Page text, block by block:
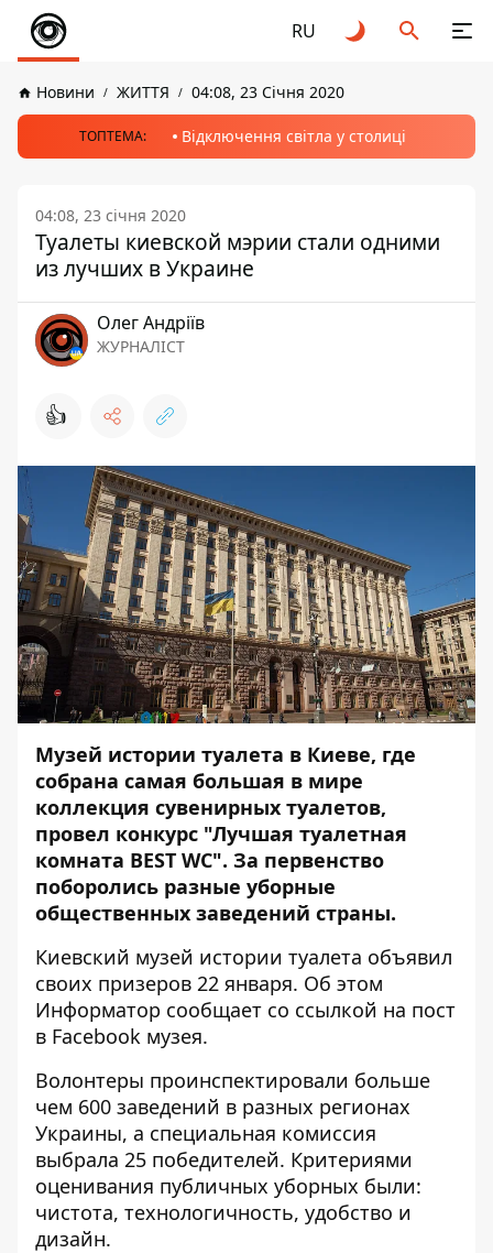
RU
Новини ЖИТТЯ 04:08, 23 Січня 2020
ТОПТЕМА: Відключення світла у столиці
04:08, 23 січня 2020
Туалеты киевской мэрии стали одними
из лучших в Украине
Олег Андріїв
ЖУРНАЛІСТ
👍
Музей истории туалета в Киеве, где
собрана самая большая в мире
коллекция сувенирных туалетов,
провел конкурс "Лучшая туалетная
комната BEST WC". За первенство
поборолись разные уборные
общественных заведений страны.
Киевский музей истории туалета объявил
своих призеров 22 января. Об этом
Информатор сообщает со ссылкой на пост
в Facebook музея.
Волонтеры проинспектировали больше
чем 600 заведений в разных регионах
Украины, а специальная комиссия
выбрала 25 победителей. Критериями
оценивания публичных уборных были:
чистота, технологичность, удобство и
дизайн.